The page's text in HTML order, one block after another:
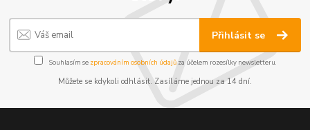
Přihlásit se
Souhlasím se zpracováním osobních údajůza účelem rozesílky newsletteru.
Můžete se kdykoli odhlásit. Zasíláme jednou za 14 dní.